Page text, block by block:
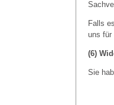
Falls
uns für
(6)
Sie